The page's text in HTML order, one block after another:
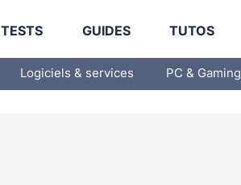
TESTS GUIDES TUTOS
Logiciels & services PC & Gaming